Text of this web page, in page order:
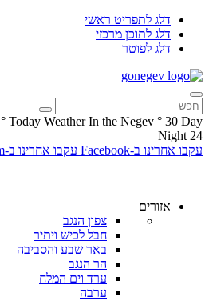
דלג לתפריט ראשי
דלג לתוכן מרכזי
דלג לפוטר
Today Weather In the Negev ° 30 Day
°
24
Night
עקבו אחרינו ב-Facebook
עקבו אחרינו ב-Instagram
אזורים
צפון הנגב
חבל לכיש ויתיר
באר שבע והסביבה
הר הנגב
ערד וים המלח
ערבה